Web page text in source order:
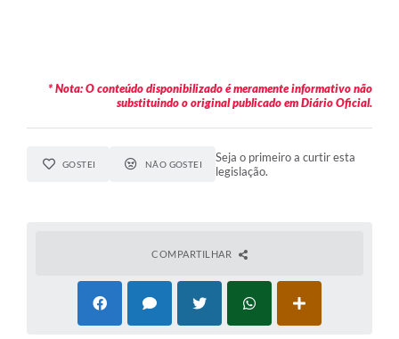
* Nota: O conteúdo disponibilizado é meramente informativo não
substituindo o original publicado em Diário Oficial.
GOSTEI NÃO GOSTEI
Seja o primeiro a curtir esta
legislação.
COMPARTILHAR